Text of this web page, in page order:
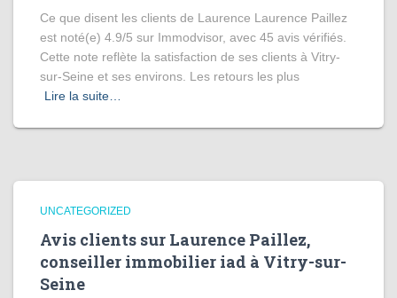
Ce que disent les clients de Laurence Laurence Paillez
est noté(e) 4.9/5 sur Immodvisor, avec 45 avis vérifiés.
Cette note reflète la satisfaction de ses clients à Vitry-
sur-Seine et ses environs. Les retours les plus
Lire la suite…
UNCATEGORIZED
Avis clients sur Laurence Paillez,
conseiller immobilier iad à Vitry-sur-
Seine